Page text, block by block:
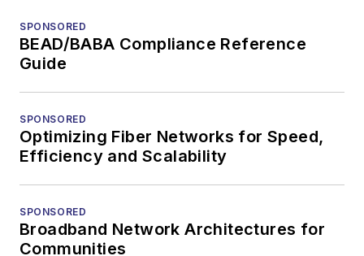
SPONSORED
BEAD/BABA Compliance Reference
Guide
SPONSORED
Optimizing Fiber Networks for Speed,
Efficiency and Scalability
SPONSORED
Broadband Network Architectures for
Communities